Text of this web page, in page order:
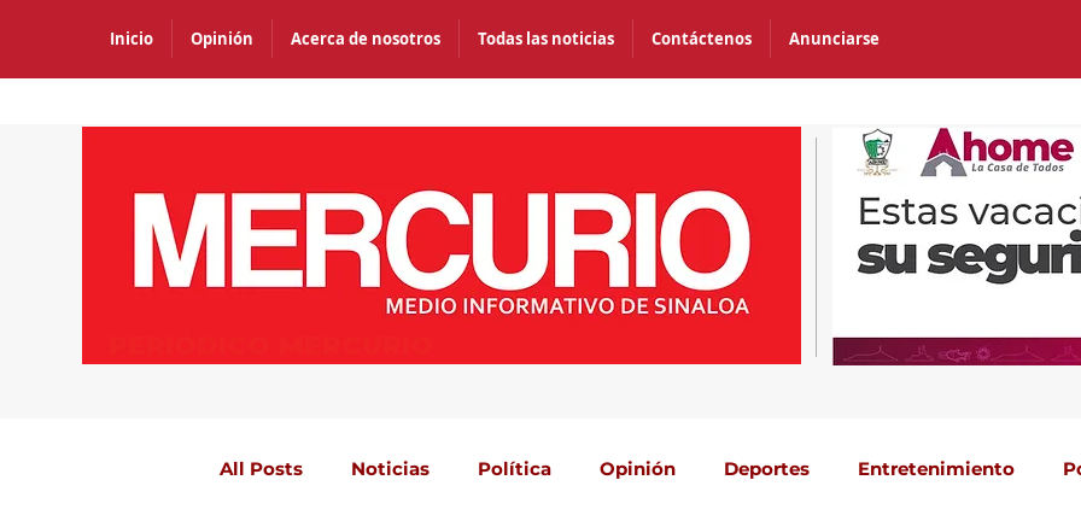
Inicio Opinión Acerca de nosotros Todas las noticias Contáctenos Anunciarse
All Posts Noticias Política Opinión Deportes Entretenimiento